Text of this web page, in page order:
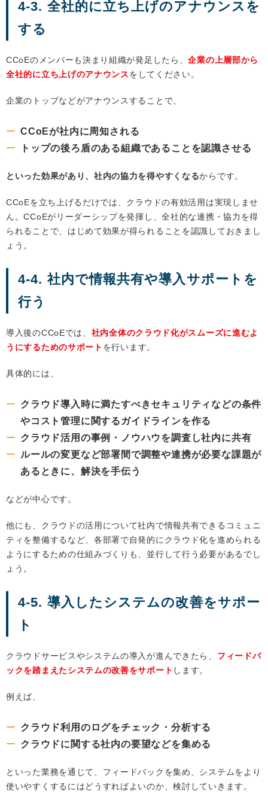
4-3. 全社的に立ち上げのアナウンスを
する
CCoEのメンバーも決まり組織が発足したら、企業の上層部から
全社的に立ち上げのアナウンスをしてください。
企業のトップなどがアナウンスすることで、
CCoEが社内に周知される
トップの後ろ盾のある組織であることを認識させる
といった効果があり、社内の協力を得やすくなるからです。
CCoEを立ち上げるだけでは、クラウドの有効活用は実現しませ
ん。CCoEがリーダーシップを発揮し、全社的な連携・協力を得
られることで、はじめて効果が得られることを認識しておきまし
ょう。
4-4. 社内で情報共有や導入サポートを
行う
導入後のCCoEでは、 社内全体のクラウド化がスムーズに進むよ
うにするためのサポート を行います。
具体的には、
クラウド導入時に満たすべきセキュリティなどの条件
やコスト管理に関するガイドラインを作る
クラウド活用の事例・ノウハウを調査し社内に共有
ルールの変更など部署間で調整や連携が必要な課題が
あるときに、解決を手伝う
などが中心です。
他にも、クラウドの活用について社内で情報共有できるコミュニ
ティを整備するなど、各部署で自発的にクラウド化を進められる
ようにするための仕組みづくりも、並行して行う必要があるでし
ょう。
4-5. 導入したシステムの改善をサポー
ト
クラウドサービスやシステムの導入が進んできたら、 フィードバ
ックを踏まえたシステムの改善をサポート します。
例えば、
クラウド利用のログをチェック・分析する
クラウドに関する社内の要望などを集める
といった業務を通じて、フィードバックを集め、システムをより
使いやすくするにはどうすればよいのか、検討していきます。